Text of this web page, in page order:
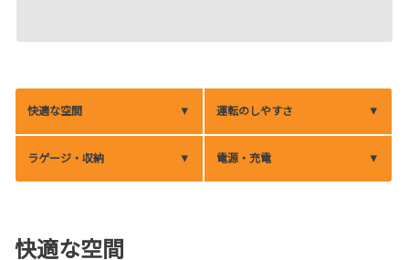
快適な空間 運転のしやすさ
ラゲージ・収納 電源・充電
快適な空間